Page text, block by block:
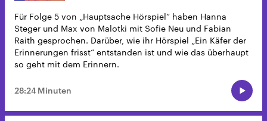
Für Folge 5 von „Hauptsache Hörspiel“ haben Hanna
Steger und Max von Malotki mit Sofie Neu und Fabian
Raith gesprochen. Darüber, wie ihr Hörspiel „Ein Käfer der
Erinnerungen frisst“ entstanden ist und wie das überhaupt
so geht mit dem Erinnern.
28:24 Minuten